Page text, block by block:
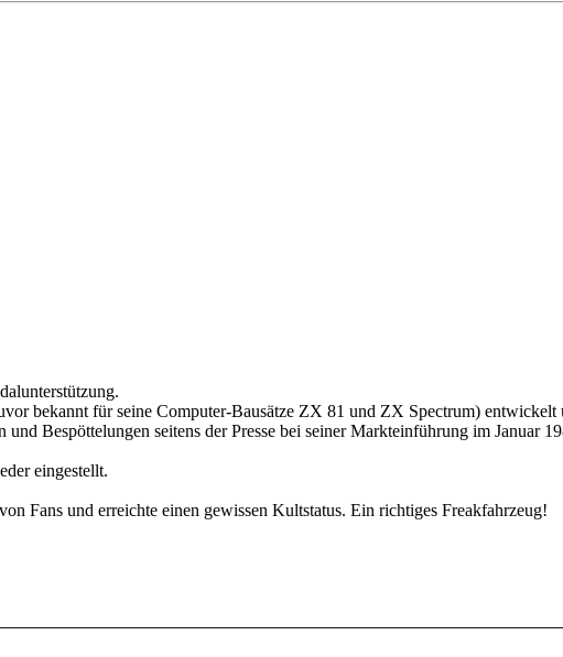
bekannt für seine Computer-Bausätze ZX 81 und ZX Spectrum) entwickelt
Bespöttelungen seitens der Presse bei seiner Markteinführung im Januar
eingestellt.
Fans und erreichte einen gewissen Kultstatus. Ein richtiges Freakfahrzeug!